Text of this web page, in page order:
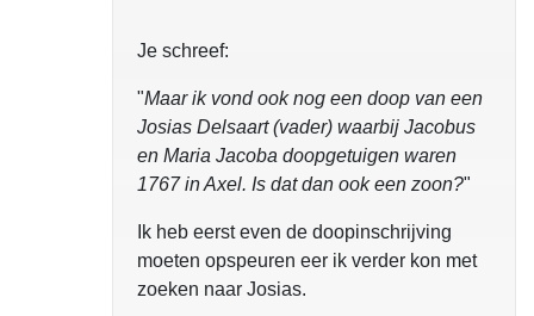
Je schreef:
"Maar ik vond ook nog een doop van een
Josias Delsaart (vader) waarbij Jacobus
en Maria Jacoba doopgetuigen waren
1767 in Axel. Is dat dan ook een zoon?"
Ik heb eerst even de doopinschrijving
moeten opspeuren eer ik verder kon met
zoeken naar Josias.